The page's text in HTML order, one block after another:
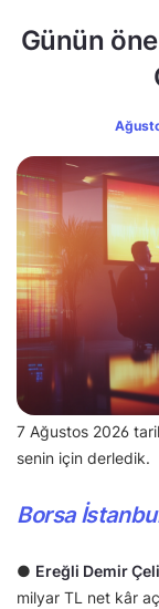
Günün
7 Ağustos 2026
senin için derledik.
Borsa
● Ereğli Demir
milyar TL net kâr